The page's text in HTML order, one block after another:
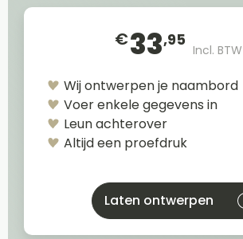
€33,95
Incl. BTW
Wij ontwerpen je naambord
Voer enkele gegevens in
Leun achterover
Altijd een proefdruk
Laten ontwerpen